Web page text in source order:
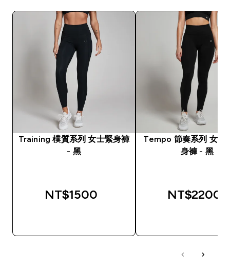
Training 樸質系列 女士緊身褲
- 黑
NT$1500‎
Tempo 節奏系列 女士
身褲 - 黑
NT$2200‎